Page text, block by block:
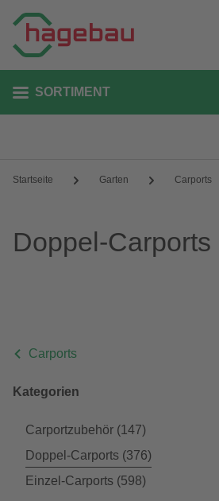
SORTIMENT
Startseite Garten Carports
Doppel-Carports
Carports
Kategorien
Carportzubehör (147)
Doppel-Carports (376)
Einzel-Carports (598)